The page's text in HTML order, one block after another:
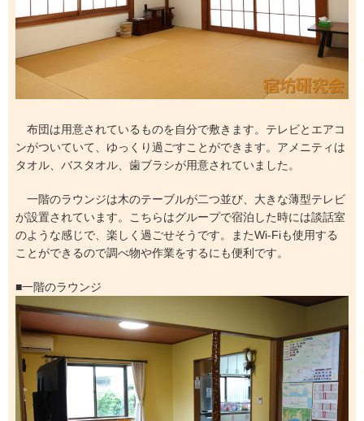
布団は用意されているものを自分で敷きます。テレビとエアコ
ンがついていて、ゆっくり過ごすことができます。アメニティは
タオル、バスタオル、歯ブラシが用意されていました。
一階のラウンジは木のテーブルが二つ並び、大きな薄型テレビ
が設置されています。こちらはグループで宿泊した時には談話室
のような感じで、楽しく過ごせそうです。またWi-Fiも使用する
ことができるので調べ物や作業をするにも便利です。
■一階のラウンジ